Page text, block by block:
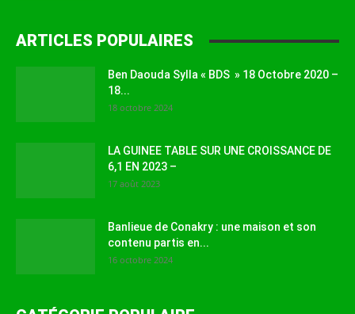
ARTICLES POPULAIRES
Ben Daouda Sylla « BDS » 18 Octobre 2020 –
18...
18 octobre 2024
LA GUINEE TABLE SUR UNE CROISSANCE DE
6,1 EN 2023 –
17 août 2023
Banlieue de Conakry : une maison et son
contenu partis en...
16 octobre 2024